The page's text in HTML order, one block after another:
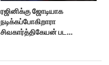
ரஜினிக்கு ஜோடியாக
நடிக்கப்போகிறாரா
சிவகார்த்திகேயன் பட